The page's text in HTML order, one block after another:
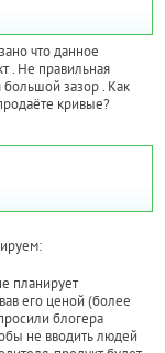
что данное
. Не правильная
большой зазор . Как
кривые?
планирует
его ценой (более
блогера
не вводить людей